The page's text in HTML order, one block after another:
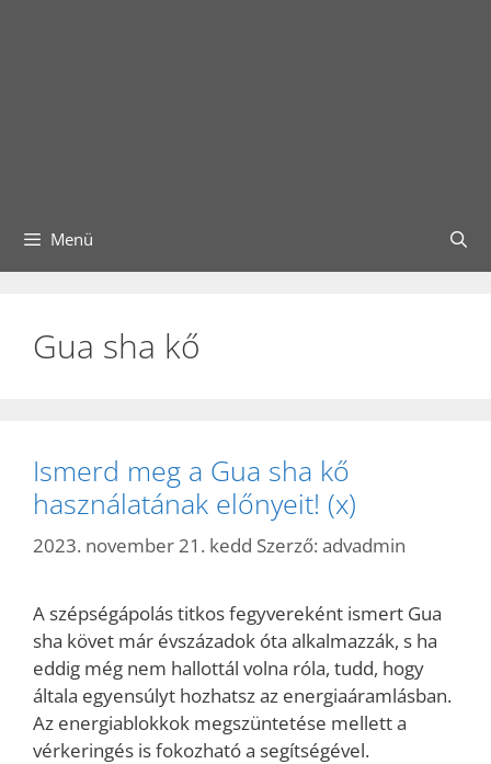
Menü
Gua sha kő
Ismerd meg a Gua sha kő
használatának előnyeit! (x)
2023. november 21. kedd Szerző: advadmin
A szépségápolás titkos fegyvereként ismert Gua
sha követ már évszázadok óta alkalmazzák, s ha
eddig még nem hallottál volna róla, tudd, hogy
általa egyensúlyt hozhatsz az energiaáramlásban.
Az energiablokkok megszüntetése mellett a
vérkeringés is fokozható a segítségével.